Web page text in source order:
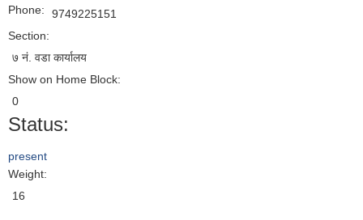
Phone:
9749225151
Section:
७ नं. वडा कार्यालय
Show on Home Block:
0
Status:
present
Weight:
16